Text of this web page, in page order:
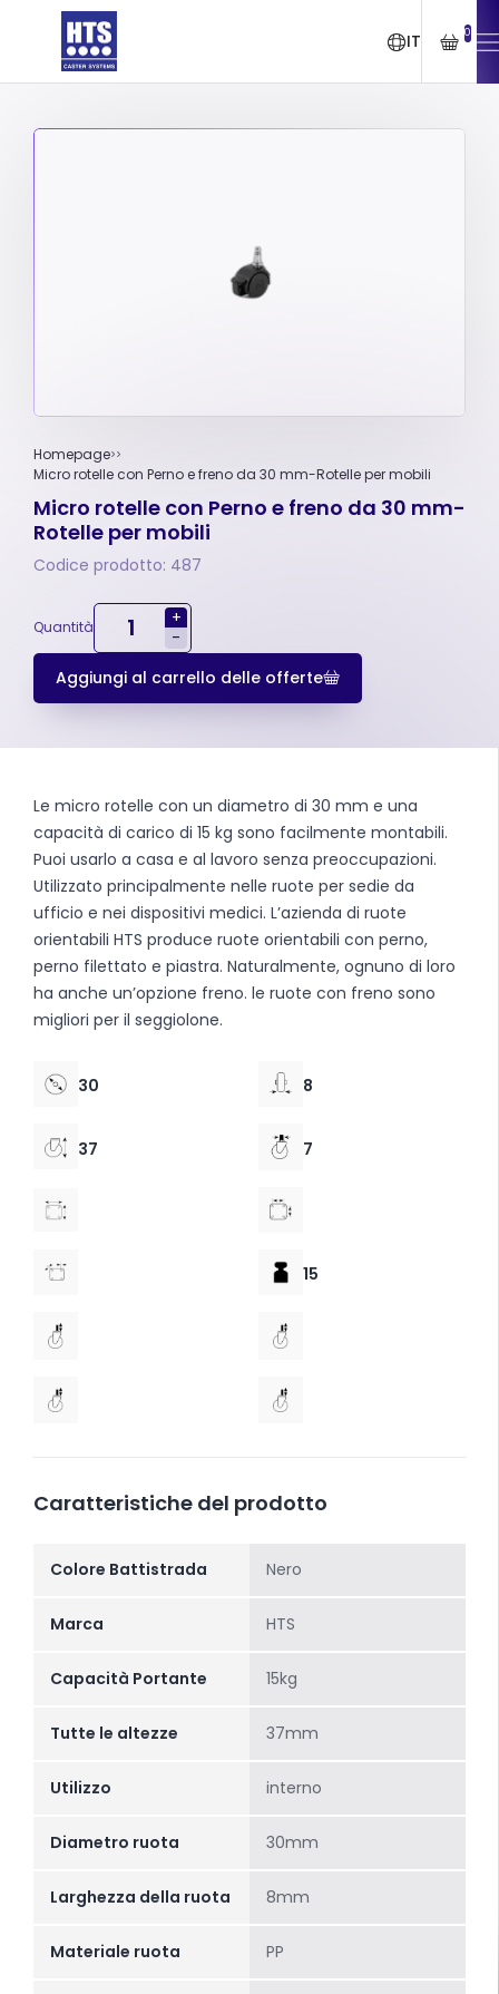
IT 0
Homepage
Micro rotelle con Perno e freno da 30 mm-Rotelle per mobili
Micro rotelle con Perno e freno da 30 mm-
Rotelle per mobili
Codice prodotto: 487
Quantità
+
-
Aggiungi al carrello delle offerte
Le micro rotelle con un diametro di 30 mm e una
capacità di carico di 15 kg sono facilmente montabili.
Puoi usarlo a casa e al lavoro senza preoccupazioni.
Utilizzato principalmente nelle ruote per sedie da
ufficio e nei dispositivi medici. L’azienda di ruote
orientabili HTS produce ruote orientabili con perno,
perno filettato e piastra. Naturalmente, ognuno di loro
ha anche un’opzione freno. le ruote con freno sono
migliori per il seggiolone.
30 8
37 7
15
Caratteristiche del prodotto
Colore Battistrada Nero
Marca HTS
Capacità Portante 15kg
Tutte le altezze 37mm
Utilizzo interno
Diametro ruota 30mm
Larghezza della ruota 8mm
Materiale ruota PP